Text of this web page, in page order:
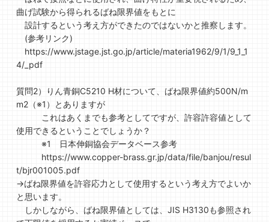
曲げ試験から得られるばね限界値をもとに
設計するという考え方ができたのではないかと推察します。
(参考リンク)
https://www.jstage.jst.go.jp/article/materia1962/9/1/9_1_1
4/_pdf
質問2）りん青銅C5210 H材について、ばね限界値約500N/m
m2（※1）とありますが
これはあくまでも参考としてですが、許容許容値として
使用できるということでしょうか？
※1 日本伸銅協会データベース参考
https://www.copper-brass.gr.jp/data/file/banjou/resul
t/bjr001005.pdf
→ばね限界値を許容応力として使用するという考え方でよいか
と思います。
しかしながら、ばね限界値としては、JIS H3130も参照され